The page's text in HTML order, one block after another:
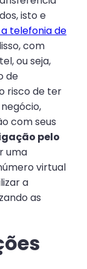
isto e
telefonia de
com
ou seja,
de
risco de ter
com seus
pelo
uma
virtual
a
as